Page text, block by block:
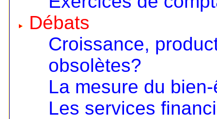
Débats
Croissance,
obsolètes?
La mesure du
Les services